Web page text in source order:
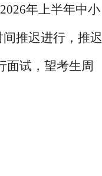
年上半年中小
推迟进行，推迟
面试，望考生周